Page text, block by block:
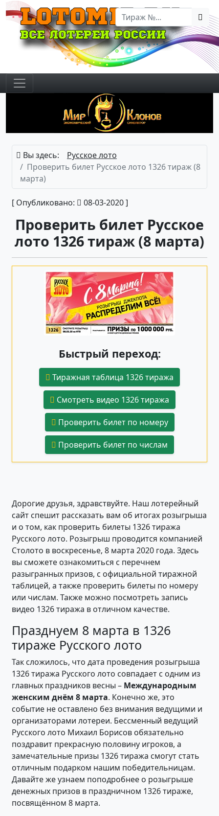
Вы здесь:
Русское лото
Проверить билет Русское лото 1326 тираж (8
марта)
[ Опубликовано: 08-03-2020 ]
Проверить билет Русское
лото 1326 тираж (8 марта)
Быстрый переход:
Тиражная таблица 1326 тиража
Смотреть видео 1326 тиража
Проверить билет по номеру
Проверить билет по числам
Дорогие друзья, здравствуйте. Наш лотерейный
сайт спешит рассказать вам об итогах розыгрыша
и о том, как проверить билеты 1326 тиража
Русского лото. Розыгрыш проводится компанией
Столото в воскресенье, 8 марта 2020 года. Здесь
вы сможете ознакомиться с перечнем
разыгранных призов, с официальной тиражной
таблицей, а также проверить билеты по номеру
или числам. Также можно посмотреть запись
видео 1326 тиража в отличном качестве.
Празднуем 8 марта в 1326
тираже Русского лото
Так сложилось, что дата проведения розыгрыша
1326 тиража Русского лото совпадает с одним из
главных праздников весны – Международным
женским днём 8 марта. Конечно же, это
событие не оставлено без внимания ведущими и
организаторами лотереи. Бессменный ведущий
Русского лото Михаил Борисов обязательно
поздравит прекрасную половину игроков, а
замечательные призы 1326 тиража смогут стать
отличным подарком нашим победительницам.
Давайте же узнаем поподробнее о розыгрыше
денежных призов в праздничном 1326 тираже,
посвящённом 8 марта.